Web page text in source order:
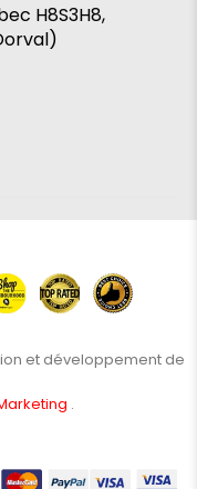
H8S3H8,
et développement de
.